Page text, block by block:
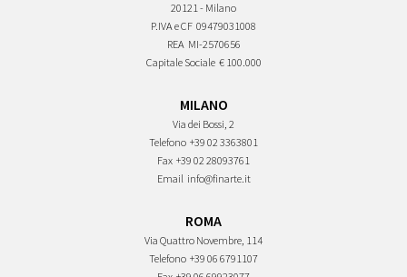
20121 - Milano
P.IVA e CF 09479031008
REA MI-2570656
Capitale Sociale € 100.000
MILANO
Via dei Bossi, 2
Telefono +39 02 3363801
Fax +39 02 28093761
Email info@finarte.it
ROMA
Via Quattro Novembre, 114
Telefono +39 06 6791107